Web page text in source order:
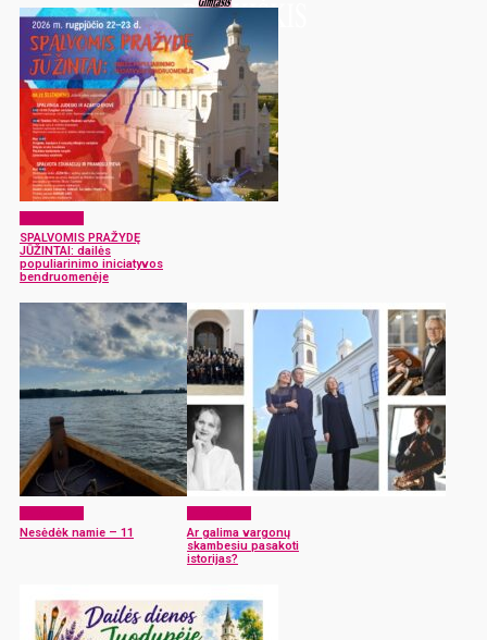
SPALVOMIS PRAŽYDĘ
JŪŽINTAI: dailės
populiarinimo iniciatyvos
bendruomenėje
Nesėdėk namie – 11
Ar galima vargonų
skambesiu pasakoti
istorijas?